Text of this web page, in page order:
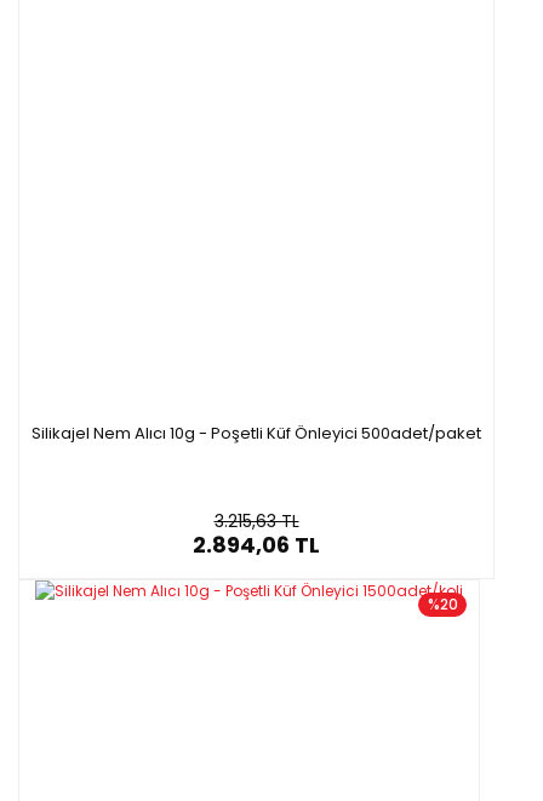
Silikajel Nem Alıcı 10g - Poşetli Küf Önleyici 500adet/paket
3.215,63 TL
2.894,06 TL
%20